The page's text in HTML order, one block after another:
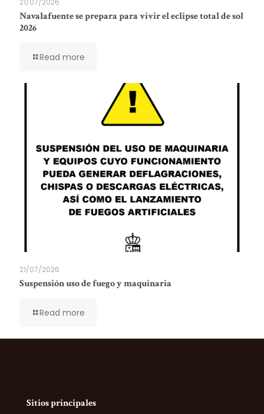
21/07/2026
Navalafuente se prepara para vivir el eclipse total de sol
2026
Read more
21/07/2026
Suspensión uso de fuego y maquinaria
Read more
Sitios principales